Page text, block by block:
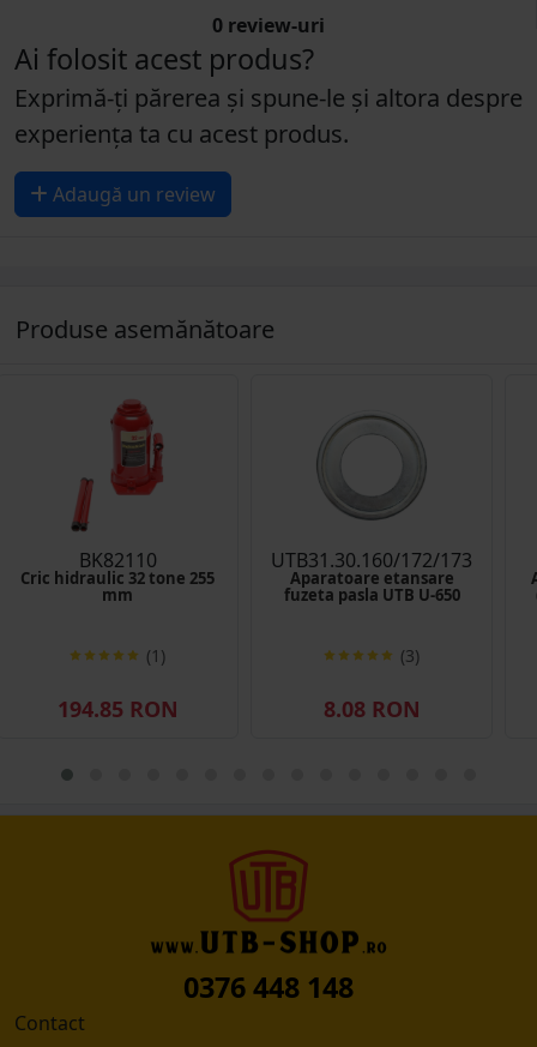
0 review-uri
Ai folosit acest produs?
Exprimă-ți părerea și spune-le și altora despre
experiența ta cu acest produs.
Adaugă un review
Produse asemănătoare
BK82110
Cric hidraulic 32 tone 255
mm
(1)
194.85 RON
UTB31.30.160/172/173
Aparatoare etansare
fuzeta pasla UTB U-650
(3)
8.08 RON
0376 448 148
Contact